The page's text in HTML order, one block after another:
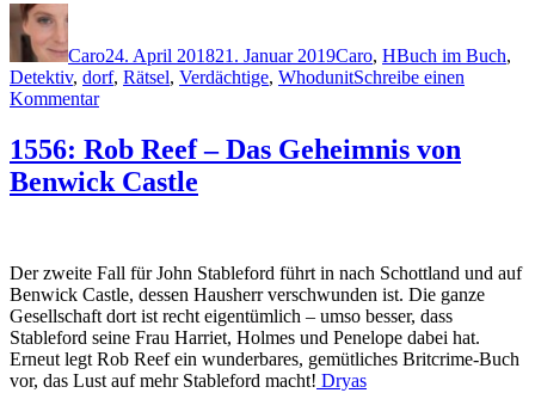
Autor
Caro24. April 201821. Januar 2019Caro, HBuch im Buch,
Detektiv, dorf, Rätsel, Verdächtige, WhodunitSchreibe einen
Kommentarzu
Anthony
Horowitz
–
Pye
Hall
1556: Rob Reef – Das Geheimnis von
Benwick Castle
Der zweite Fall für John Stableford führt in nach Schottland und auf
Benwick Castle, dessen Hausherr verschwunden ist. Die ganze
Gesellschaft dort ist recht eigentümlich – umso besser, dass
Stableford seine Frau Harriet, Holmes und Penelope dabei hat.
Erneut legt Rob Reef ein wunderbares, gemütliches Britcrime-Buch
vor, das Lust auf mehr Stableford macht! Dryas